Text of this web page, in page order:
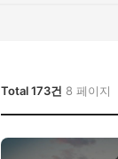
Total 173건 8 페이지